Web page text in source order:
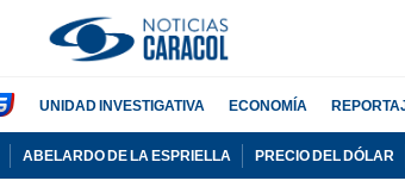
UNIDAD INVESTIGATIVA ECONOMÍA
ABELARDO DE LA ESPRIELLA PRECIO DEL DÓLAR